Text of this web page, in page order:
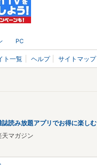
PC
ト一覧 ヘルプ サイトマップ
誌読み放題アプリでお得に楽しむ
天マガジン